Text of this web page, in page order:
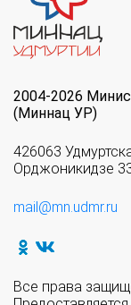
2004-2026
(Миннац УР)
426063
Орджоникидзе
mail@mn.udmr.ru
Все права